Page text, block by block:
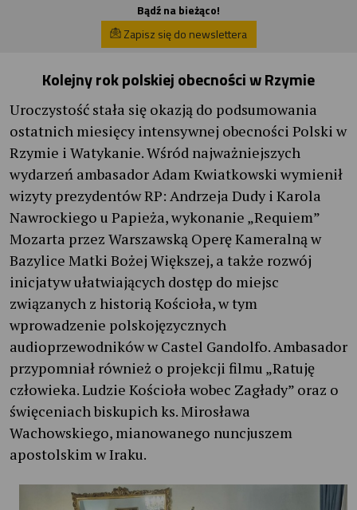
Bądź na bieżąco!
Zapisz się do newslettera
Kolejny rok polskiej obecności w Rzymie
Uroczystość stała się okazją do podsumowania
ostatnich miesięcy intensywnej obecności Polski w
Rzymie i Watykanie. Wśród najważniejszych
wydarzeń ambasador Adam Kwiatkowski wymienił
wizyty prezydentów RP: Andrzeja Dudy i Karola
Nawrockiego u Papieża, wykonanie „Requiem”
Mozarta przez Warszawską Operę Kameralną w
Bazylice Matki Bożej Większej, a także rozwój
inicjatyw ułatwiających dostęp do miejsc
związanych z historią Kościoła, w tym
wprowadzenie polskojęzycznych
audioprzewodników w Castel Gandolfo. Ambasador
przypomniał również o projekcji filmu „Ratuję
człowieka. Ludzie Kościoła wobec Zagłady” oraz o
święceniach biskupich ks. Mirosława
Wachowskiego, mianowanego nuncjuszem
apostolskim w Iraku.